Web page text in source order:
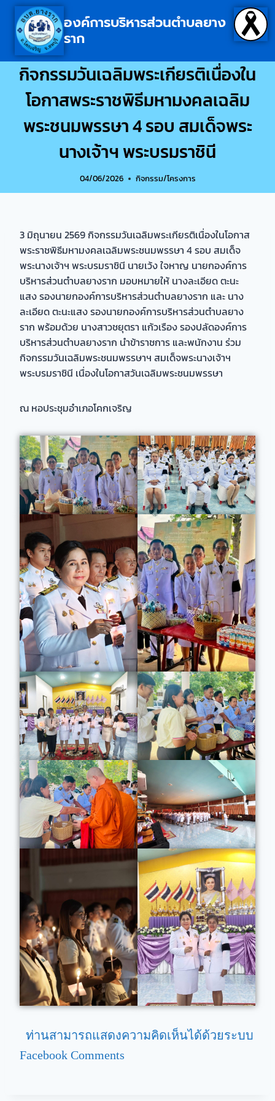
องค์การบริหารส่วนตำบลยาง
ราก
กิจกรรมวันเฉลิมพระเกียรติเนื่องใน
โอกาสพระราชพิธีมหามงคลเฉลิม
พระชนมพรรษา 4 รอบ สมเด็จพระ
นางเจ้าฯ พระบรมราชินี
04/06/2026 กิจกรรม/โครงการ
3 มิถุนายน 2569 กิจกรรมวันเฉลิมพระเกียรติเนื่องในโอกาส
พระราชพิธีมหามงคลเฉลิมพระชนมพรรษา 4 รอบ สมเด็จ
พระนางเจ้าฯ พระบรมราชินี นายเว้ง ใจหาญ นายกองค์การ
บริหารส่วนตำบลยางราก มอบหมายให้ นางละเอียด ตะนะ
แสง รองนายกองค์การบริหารส่วนตำบลยางราก และ นาง
ละเอียด ตะนะแสง รองนายกองค์การบริหารส่วนตำบลยาง
ราก พร้อมด้วย นางสาวชยุตรา แก้วเรือง รองปลัดองค์การ
บริหารส่วนตำบลยางราก นำข้าราชการ และพนักงาน ร่วม
กิจกรรมวันเฉลิมพระชนมพรรษาฯ สมเด็จพระนางเจ้าฯ
พระบรมราชินี เนื่องในโอกาสวันเฉลิมพระชนมพรรษา
ณ หอประชุมอำเภอโคกเจริญ
ท่านสามารถแสดงความคิดเห็นได้ด้วยระบบ
Facebook Comments